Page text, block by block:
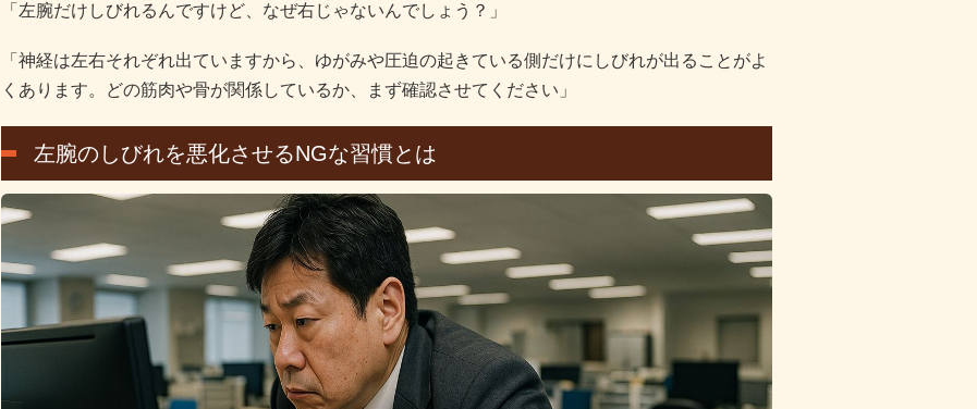
「左腕だけしびれるんですけど、なぜ右じゃないんでしょう？」
「神経は左右それぞれ出ていますから、ゆがみや圧迫の起きている側だけにしびれが出ることがよ
くあります。どの筋肉や骨が関係しているか、まず確認させてください」
左腕のしびれを悪化させるNGな習慣とは